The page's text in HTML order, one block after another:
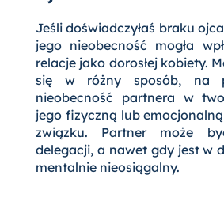
Jeśli doświadczyłaś braku
jego nieobecność mogła
relacje jako dorosłej kobiety.
się w różny sposób, na
nieobecność partnera w
jego fizyczną lub
związku. Partner może
delegacji, a nawet gdy jest w
mentalnie nieosiągalny.